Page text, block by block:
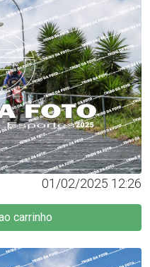
01/02/2025 12:26
carrinho